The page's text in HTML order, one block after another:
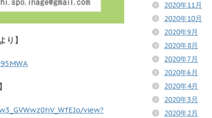
り】
view?
2020年11月
2020年10月
2020年9月
2020年8月
2020年7月
2020年6月
2020年4月
2020年3月
2020年2月